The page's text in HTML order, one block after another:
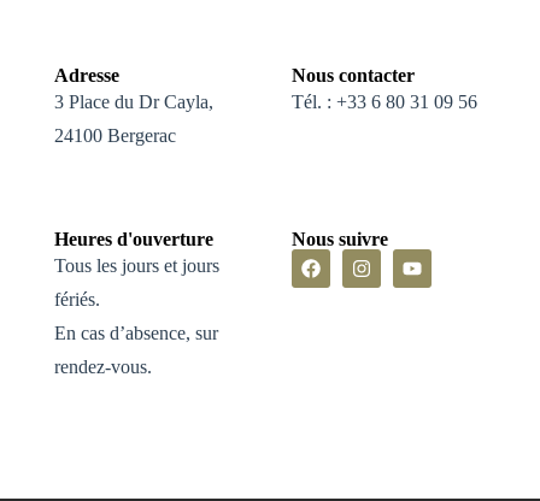
Adresse
3 Place du Dr Cayla,
24100 Bergerac
Nous contacter
Tél. : ‭+33 6 80 31 09 56‬
Heures d'ouverture
Tous les jours et jours
fériés.
En cas d’absence, sur
rendez-vous.
Nous suivre